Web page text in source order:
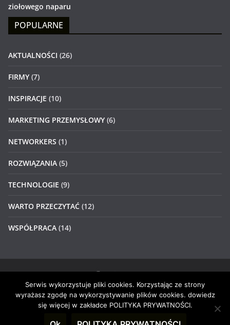
ziołowego naparu
POPULARNE
AKTUALNOŚCI (26)
FIRMY (7)
INSPIRACJE (10)
MARKETING PRZEMYSŁOWY (6)
NETWORKERS (1)
ROZWIĄZANIA (5)
TECHNOLOGIE (9)
WARTO PRZECZYTAĆ (12)
WSPÓŁPRACA (14)
Prawa autorskie © 2026#4networkers. Wszystkie prawa
zastrzeżone.
Serwis wykorzystuje pliki cookies. Korzystając ze strony
wyrażasz zgodę na wykorzystywanie plików cookies. dowiedz
się więcej w zakładce POLITYKA PRYWATNOŚCI.